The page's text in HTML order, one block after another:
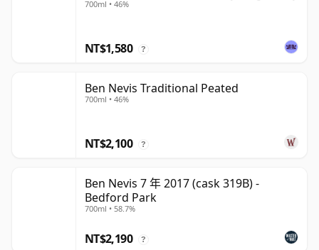
700ml • 46%
NT$1,580 ?
Ben Nevis Traditional Peated
700ml • 46%
NT$2,100 ?
Ben Nevis 7 年 2017 (cask 319B) -
Bedford Park
700ml • 58.7%
NT$2,190 ?